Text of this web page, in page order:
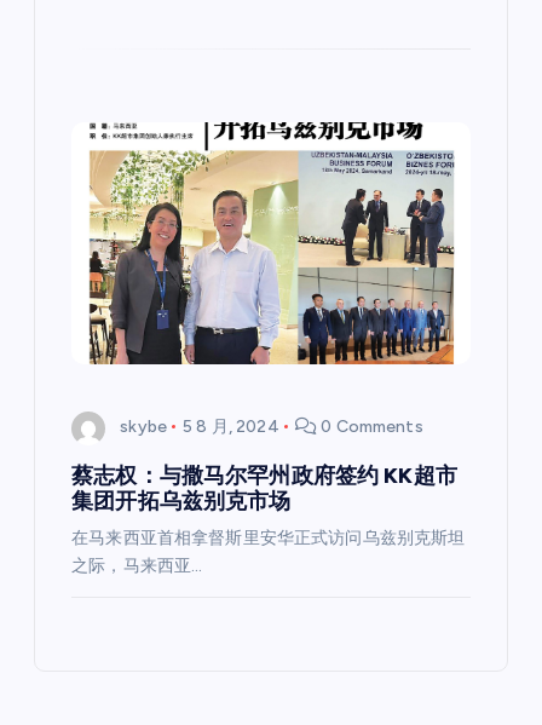
skybe 5 8 月, 2024 0 Comments
蔡志权：与撒马尔罕州政府签约 KK超市
集团开拓乌兹别克市场
在马来西亚首相拿督斯里安华正式访问乌兹别克斯坦
之际，马来西亚…